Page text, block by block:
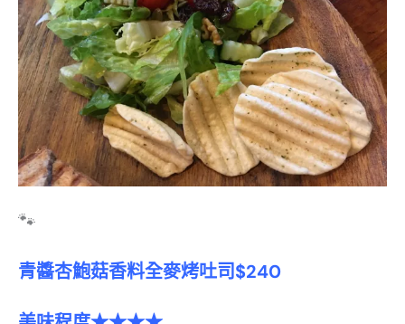
🐾
青醬杏鮑菇香料全麥烤吐司$240